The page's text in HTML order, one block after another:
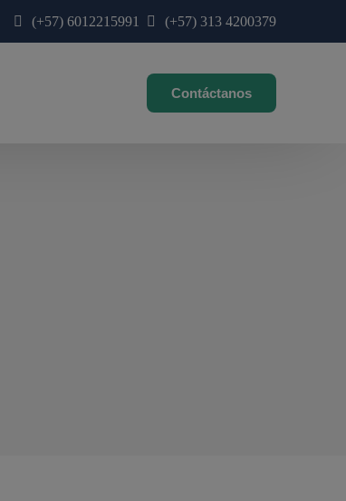
(+57) 6012215991 (+57) 313 4200379
Contáctanos